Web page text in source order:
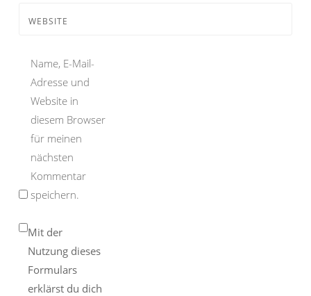
WEBSITE
Name, E-Mail-
Adresse und
Website in
diesem Browser
für meinen
nächsten
Kommentar
speichern.
Mit der
Nutzung dieses
Formulars
erklärst du dich